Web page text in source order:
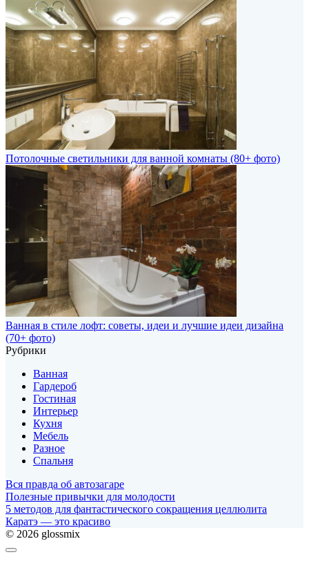
Потолочные светильники для ванной комнаты (80+ фото)
Ванная в стиле лофт: советы, идеи и лучшие идеи дизайна
(70+ фото)
Рубрики
Ванная
Гардероб
Гостиная
Интерьер
Кухня
Мебель
Разное
Спальня
Вся правда об автозагаре
Полезные привычки для молодости
5 методов для фантастического сокращения целлюлита
Каратэ — это красиво
© 2026 glossmix